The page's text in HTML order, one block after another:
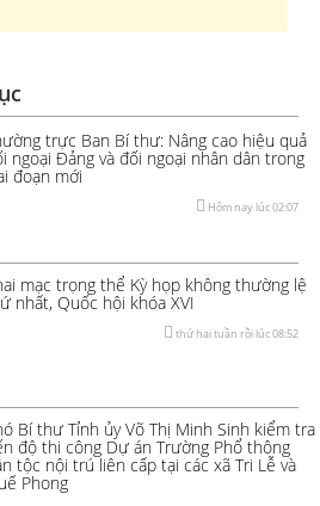
trực Ban Bí thư: Nâng cao hiệu quả
ngoại Đảng và đối ngoại nhân dân trong
đoạn mới
Hôm nay lúc 02:07
mạc trọng thể Kỳ họp không thường lệ
nhất, Quốc hội khóa XVI
thứ hai tuần rồi lúc 08:52
Bí thư Tỉnh ủy Võ Thị Minh Sinh kiểm tra
độ thi công Dự án Trường Phổ thông
tộc nội trú liên cấp tại các xã Tri Lễ và
Phong